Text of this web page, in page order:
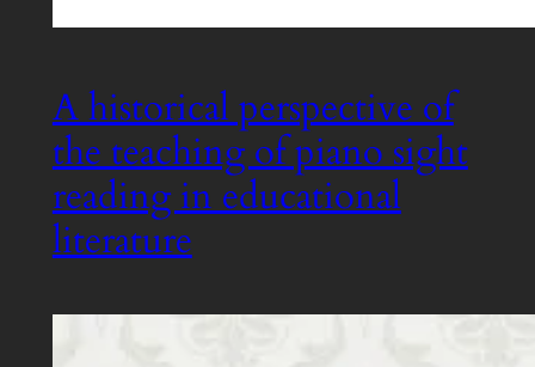
A historical perspective of
the teaching of piano sight
reading in educational
literature